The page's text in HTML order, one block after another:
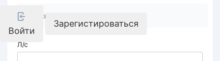
Войти
Зарегистироваться
Реквизиты компании
Л/с